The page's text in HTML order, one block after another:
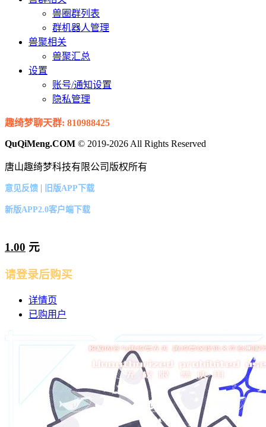
兽圈群列表
群机器人管理
兽聚相关
兽聚汇总
设置
账号/通知设置
隐私管理
趣绮梦聊天群: 810988425
QuQiMeng.COM © 2019-2026 All Rights Reserved
唐山趣绮梦科技有限公司版权所有
意见反馈 | 旧版APP下载
新版APP2.0客户端下载
1.00 元
请登录后购买
详情页
已购用户